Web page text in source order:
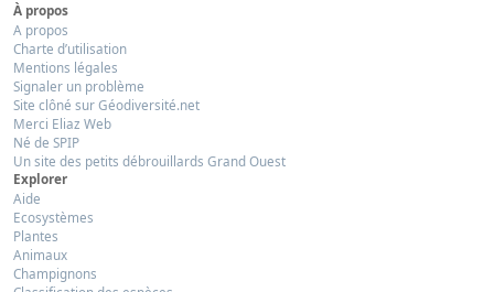
À propos
A propos
Charte d’utilisation
Mentions légales
Signaler un problème
Site clôné sur Géodiversité.net
Merci Eliaz Web
Né de SPIP
Un site des petits débrouillards Grand Ouest
Explorer
Aide
Ecosystèmes
Plantes
Animaux
Champignons